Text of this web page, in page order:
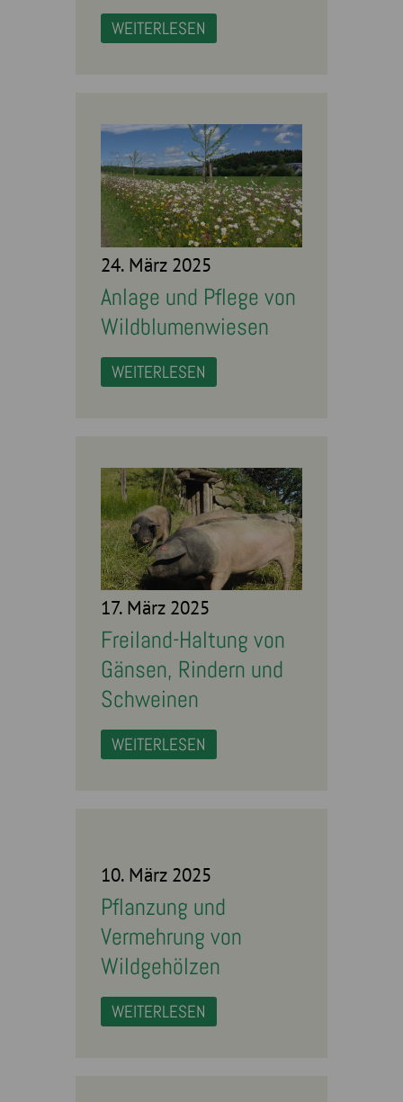
WEITERLESEN
24. März 2025
Anlage und Pflege von
Wildblumenwiesen
WEITERLESEN
17. März 2025
Freiland-Haltung von
Gänsen, Rindern und
Schweinen
WEITERLESEN
10. März 2025
Pflanzung und
Vermehrung von
Wildgehölzen
WEITERLESEN